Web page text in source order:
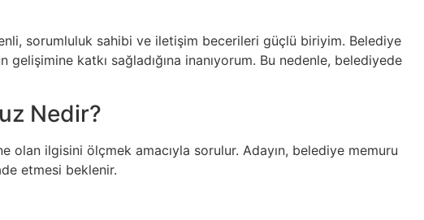
sorumluluk sahibi ve iletişim becerileri güçlü biriyim. Belediye
katkı sağladığına inanıyorum. Bu nedenle, belediyede
Nedir?
olan ilgisini ölçmek amacıyla sorulur. Adayın, belediye memuru
etmesi beklenir.